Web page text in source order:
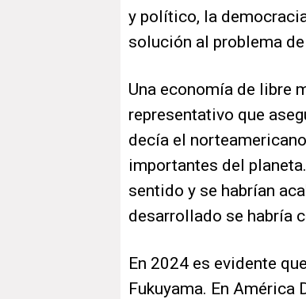
y político, la
solución al problema
Una economía de libre
representativo que
decía el
importantes del
sentido y se habrían
desarrollado se habría
En 2024 es evidente
Fukuyama. En América